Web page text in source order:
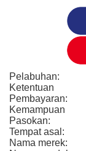
Pelabuhan:
Ketentuan
Pembayaran:
Kemampuan
Pasokan:
Tempat asal:
Nama merek: